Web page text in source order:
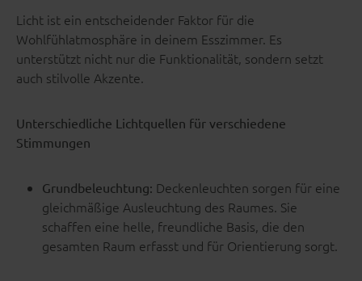
Licht ist ein entscheidender Faktor für die
Wohlfühlatmosphäre in deinem Esszimmer. Es
unterstützt nicht nur die Funktionalität, sondern setzt
auch stilvolle Akzente.
Unterschiedliche Lichtquellen für verschiedene
Stimmungen
Grundbeleuchtung: Deckenleuchten sorgen für eine
gleichmäßige Ausleuchtung des Raumes. Sie
schaffen eine helle, freundliche Basis, die den
gesamten Raum erfasst und für Orientierung sorgt.